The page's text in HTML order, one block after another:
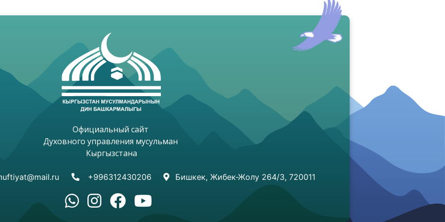
Официальный сайт
Духовного управления мусульман
Кыргызстана
+996312430206 Бишкек, Жибек-Жолу 264/3, 720011